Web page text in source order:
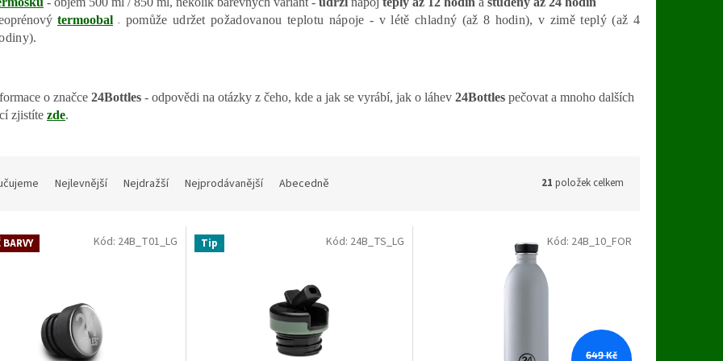
termoobal -
pomůže udržet požadovanou teplotu nápoje - v létě chladný (až 8 hodin), v zimě teplý (až 4
o značce 24Bottles - odpovědi na otázky z čeho, kde a jak se vyrábí, jak o láhev 24Bottles pečovat a mnoho dalších
zjistíte zde.
Nejlevnější Nejdražší Nejprodávanější Abecedně 21 položek celkem
Kód: 24B_T01_LG Tip Kód: 24B_TS_LG
649 Kč
Kód: 24B_10_FOR